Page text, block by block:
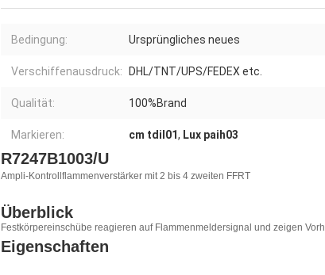
Bedingung: Ursprüngliches neues
Verschiffenausdruck: DHL/TNT/UPS/FEDEX etc.
Qualität: 100%Brand
Markieren: cm tdil01, Lux paih03
R7247B1003/U
Ampli-Kontrollflammenverstärker mit 2 bis 4 zweiten FFRT
Überblick
Festkörpereinschübe reagieren auf Flammenmeldersignal und zeigen
Eigenschaften